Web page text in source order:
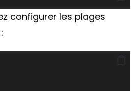
configurer les plages